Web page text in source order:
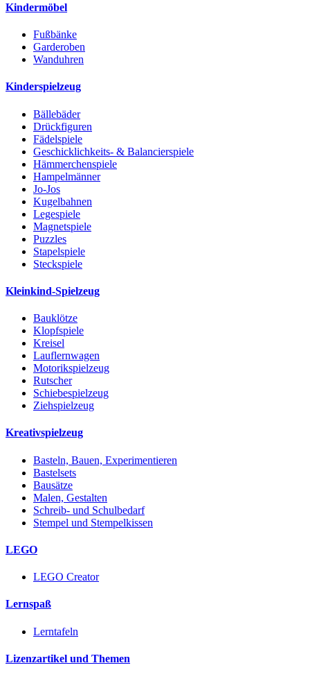
Kindermöbel
Fußbänke
Garderoben
Wanduhren
Kinderspielzeug
Bällebäder
Drückfiguren
Fädelspiele
Geschicklichkeits- & Balancierspiele
Hämmerchenspiele
Hampelmänner
Jo-Jos
Kugelbahnen
Legespiele
Magnetspiele
Puzzles
Stapelspiele
Steckspiele
Kleinkind-Spielzeug
Bauklötze
Klopfspiele
Kreisel
Lauflernwagen
Motorikspielzeug
Rutscher
Schiebespielzeug
Ziehspielzeug
Kreativspielzeug
Basteln, Bauen, Experimentieren
Bastelsets
Bausätze
Malen, Gestalten
Schreib- und Schulbedarf
Stempel und Stempelkissen
LEGO
LEGO Creator
Lernspaß
Lerntafeln
Lizenzartikel und Themen